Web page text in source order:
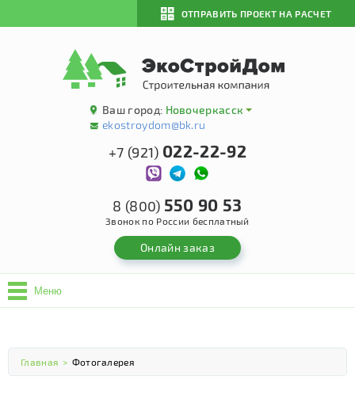
ОТПРАВИТЬ ПРОЕКТ НА РАСЧЕТ
Ваш город: Новочеркасск
ekostroydom@bk.ru
+7 (921) 022-22-92
8 (800) 550 90 53
Звонок по России бесплатный
Онлайн заказ
Меню
Главная > Фотогалерея